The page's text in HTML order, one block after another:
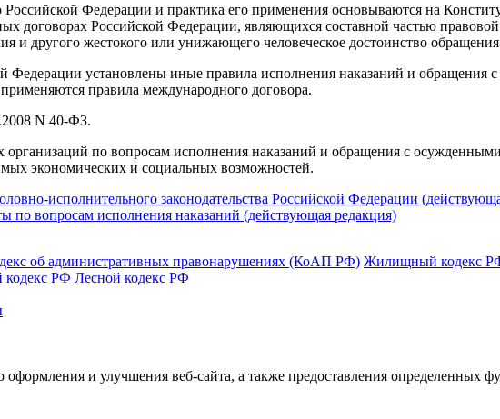
Российской Федерации и практика его применения основываются на
договорах Российской Федерации, являющихся составной частью
и другого жестокого или унижающего человеческое достоинство
Федерации установлены иные правила исполнения наказаний и
правила международного договора.
N 40-ФЗ.
по вопросам исполнения наказаний и обращения с
экономических и социальных возможностей.
исполнительного законодательства Российской Федерации
вопросам исполнения наказаний (действующая редакция)
об административных правонарушениях (КоАП РФ) Жилищный кодекс
кодекс РФ Лесной кодекс РФ
оформления и улучшения веб-сайта, а также предоставления определенных